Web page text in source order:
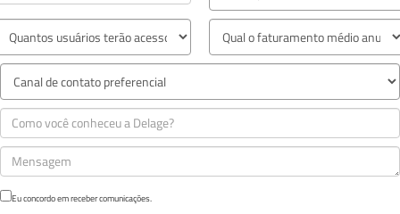
Eu concordo em receber comunicações.